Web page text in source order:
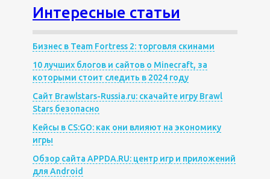
Интересные статьи
Бизнес в Team Fortress 2: торговля скинами
10 лучших блогов и сайтов о Minecraft, за
которыми стоит следить в 2024 году
Сайт Brawlstars-Russia.ru: скачайте игру Brawl
Stars безопасно
Кейсы в CS:GO: как они влияют на экономику
игры
Обзор сайта APPDA.RU: центр игр и приложений
для Android